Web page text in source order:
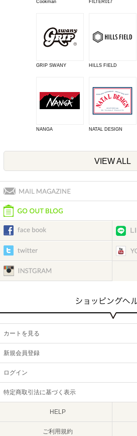
Cookman FILTER017
GRIP SWANY HILLS FIELD
NANGA NATAL DESIGN
VIEW ALL
カートを見る
新規会員登録
ログイン
特定商取引法に基づく表示
HELP
ご利用規約